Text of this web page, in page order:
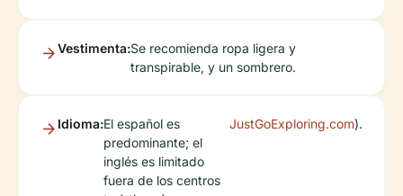
Vestimenta:Se recomienda ropa ligera y
transpirable, y un sombrero.
Idioma:El español es
predominante; el
inglés es limitado
fuera de los centros
JustGoExploring.com).